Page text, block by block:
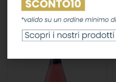
AGGIUNGI AL CARRELLO